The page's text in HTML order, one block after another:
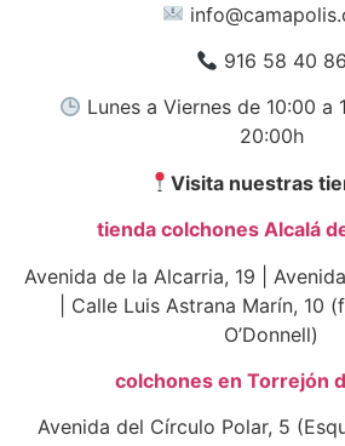
916 58 40 86
Lunes a Viernes de 10:00 a
20:00h
Visita nuestras
tienda colchones Alcalá
Avenida de la Alcarria, 19 |
| Calle Luis Astrana Marín, 10
O’Donnell)
colchones en Torrejón
Avenida del Círculo Polar, 5